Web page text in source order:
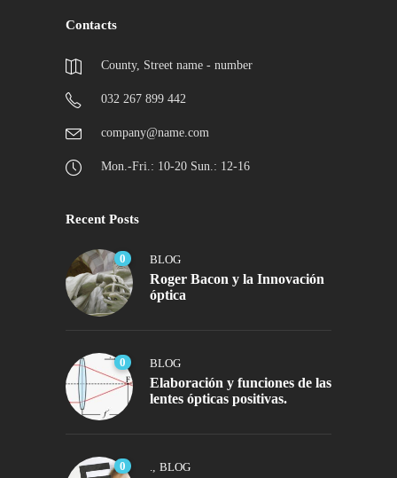
Contacts
County, Street name - number
032 267 899 442
company@name.com
Mon.-Fri.: 10-20 Sun.: 12-16
Recent Posts
0 BLOG
Roger Bacon y la Innovación
óptica
0 BLOG
Elaboración y funciones de las
lentes ópticas positivas.
0 ., BLOG